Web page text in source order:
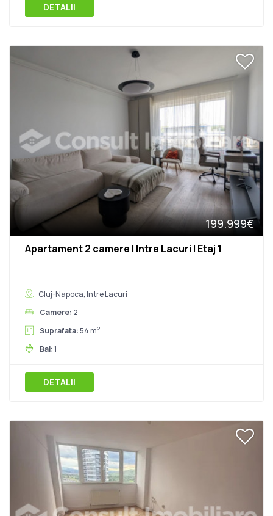
DETALII
199.999€
Apartament 2 camere | Intre Lacuri | Etaj 1
Cluj-Napoca, Intre Lacuri
Camere: 2
Suprafata:54 m2
Bai:1
DETALII